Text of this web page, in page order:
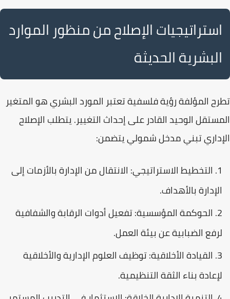
استراتيجيات الإصلاح من منظور الموارد
البشرية الحديثة
تطرح المؤلفة رؤية فلسفية تعتبر المورد البشريهو المتغير
المستقل الوحيد القادر على إحداث التغيير. يتطلب الإصلاح
الإداري تبني مدخل شمولي يتضمن:
التخطيط الاستراتيجي: الانتقال من الإدارة بالأزمات إلى
الإدارة بالأهداف.
الحوكمة المؤسسية:تفعيل أدوات الرقابة والشفافية
لرفع الضبابية عن بيئة العمل.
القيادة الأخلاقية:توظيف العلوم الإدارية والأخلاقية
لإعادة بناء الثقة التنظيمية.